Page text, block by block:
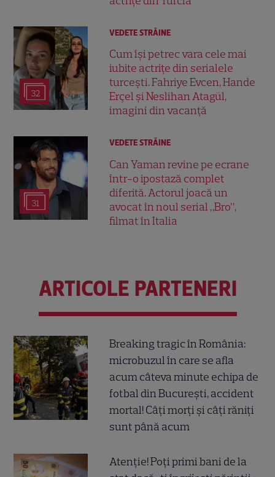
32
VEDETE STRĂINE
Cum își petrec vara cele mai
iubite actrițe din serialele
turcești. Fahriye Evcen, Hande
Erçel și Neslihan Atagül,
imagini din vacanță
31
VEDETE STRĂINE
Can Yaman revine pe ecrane
într-o ipostază complet
diferită. Actorul joacă un
avocat în noul serial „Bro”,
filmat în Italia
ARTICOLE PARTENERI
Breaking tragic în România:
microbuzul în care se afla
acum câteva minute echipa de
fotbal din București, accident
mortal! Câți morți și câți răniți
sunt până acum
Atenție! Poți primi bani de la